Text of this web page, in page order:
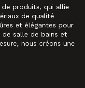
de produits, qui allie
de qualité
et élégantes pour
de salle de bains et
nous créons une